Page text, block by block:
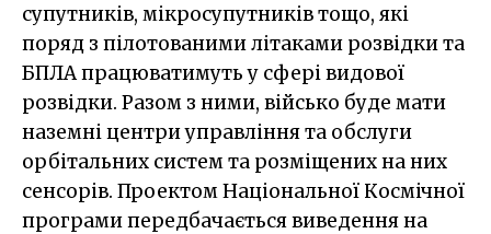
супутників, мікросупутників тощо, які
поряд з пілотованими літаками розвідки та
БПЛА працюватимуть у сфері видової
розвідки. Разом з ними, військо буде мати
наземні центри управління та обслуги
орбітальних систем та розміщених на них
сенсорів. Проектом Національної Космічної
програми передбачається виведення на